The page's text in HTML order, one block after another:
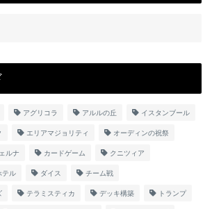
アグリコラ アルルの丘 イスタンブール
エリアマジョリティ オーディンの祝祭
ルナ カードゲーム クニツィア
テル ダイス チーム戦
テラミスティカ デッキ構築 トランプ